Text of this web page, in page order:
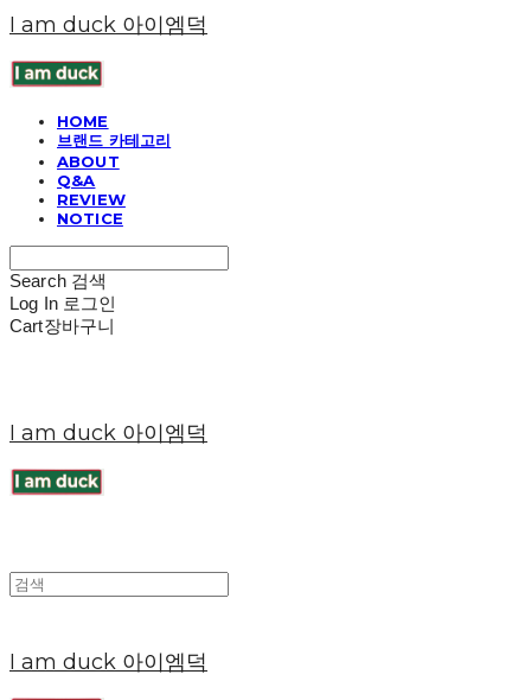
I am duck 아이엠덕
HOME
브랜드 카테고리
ABOUT
Q&A
REVIEW
NOTICE
Search 검색
Log In 로그인
Cart장바구니
I am duck 아이엠덕
I am duck 아이엠덕